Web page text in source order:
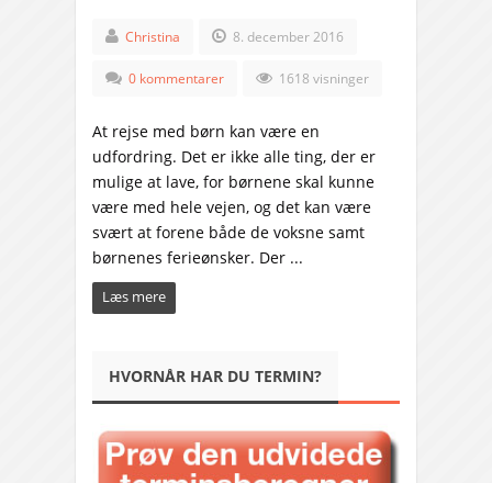
Christina 8. december 2016
0 kommentarer 1618 visninger
At rejse med børn kan være en
udfordring. Det er ikke alle ting, der er
mulige at lave, for børnene skal kunne
være med hele vejen, og det kan være
svært at forene både de voksne samt
børnenes ferieønsker. Der ...
Læs mere
HVORNÅR HAR DU TERMIN?